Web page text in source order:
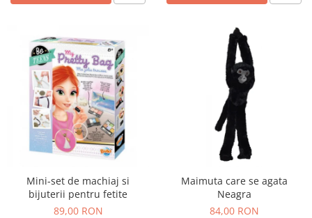
Penar fete
Caserola compartimentata copii
Etui Ochelari
Ghiozdan baieti
Ghiozdan fete
Papetarie
Sacose si Genti
Umbrela copii
Cutiuta metalica
Mini-set de machiaj si
bijuterii pentru fetite
89,00 RON
Maimuta care se agata
Neagra
84,00 RON